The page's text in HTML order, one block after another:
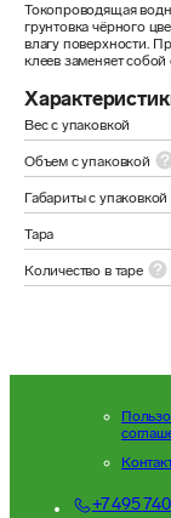
Токопроводящая
грунтовка чёрного
влагу поверхности.
клеев заменяет
Вес с упаковкой
Объем с упаковкой
Габариты с упаковкой
Тара
Количество в таре
+7 495